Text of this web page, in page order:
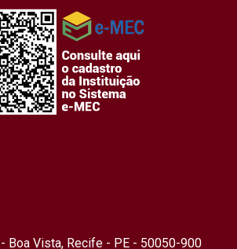
Boa Vista, Recife - PE - 50050-900